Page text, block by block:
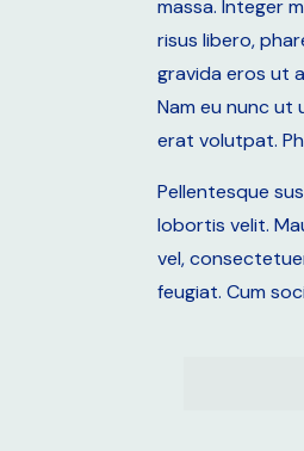
massa. Integer
risus libero,
gravida eros ut
Nam eu nunc ut
erat volutpat.
Pellentesque
lobortis velit.
vel,
feugiat. Cum